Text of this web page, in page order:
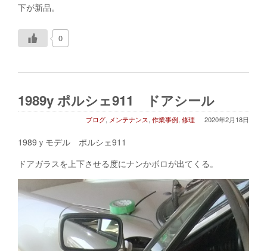
下が新品。
0
1989y ポルシェ911 ドアシール
2020年2月18日
ブログ, メンテナンス, 作業事例, 修理
1989ｙモデル ポルシェ911
ドアガラスを上下させる度にナンかボロが出てくる。